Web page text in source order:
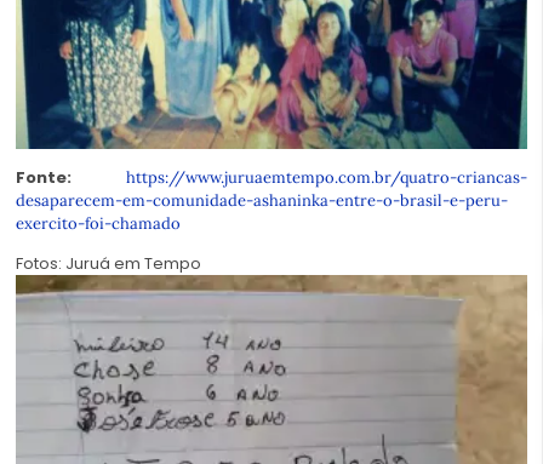
Fonte: https://www.juruaemtempo.com.br/quatro-criancas-
desaparecem-em-comunidade-ashaninka-entre-o-brasil-e-peru-
exercito-foi-chamado
Fotos: Juruá em Tempo